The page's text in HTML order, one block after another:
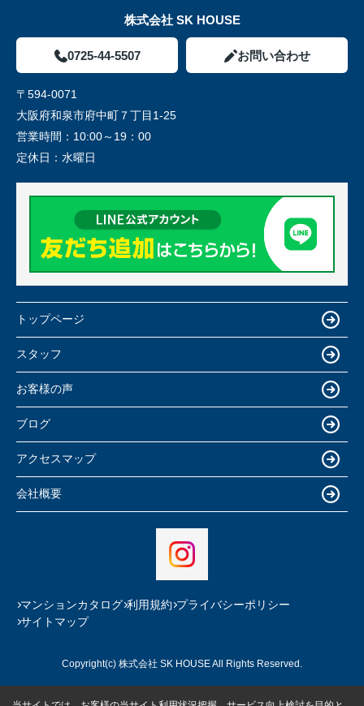
株式会社 SK HOUSE
0725-44-5507 お問い合わせ
〒594-0071
大阪府和泉市府中町７丁目1-25
営業時間： 10:00～19：00
定休日： 水曜日
トップページ
スタッフ
お客様の声
ブログ
アクセスマップ
会社概要
マンションカタログ 利用規約 プライバシーポリシー
サイトマップ
Copyright(c) 株式会社 SK HOUSE All Rights Reserved.